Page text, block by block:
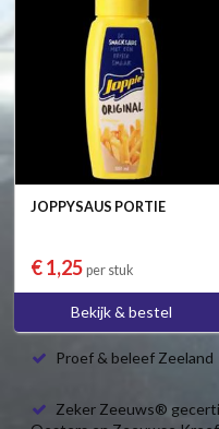
JOPPYSAUS PORTIE
€ 1,25 per stuk
Bekijk & bestel
Proef & beleef Zeeland
Zeker Zeeuws®